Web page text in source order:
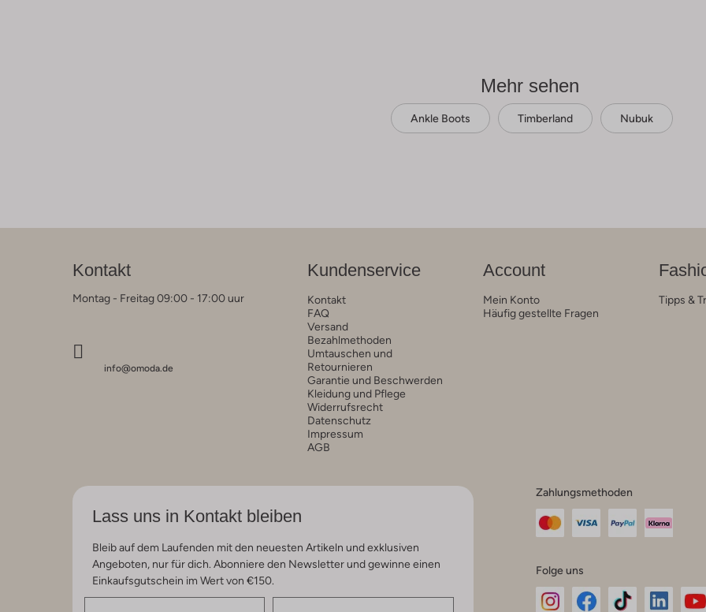
Mehr sehen
Ankle Boots Timberland Nubuk
Kontakt
Montag - Freitag 09:00 - 17:00 uur
info@omoda.de
Kundenservice
Kontakt
FAQ
Versand
Bezahlmethoden
Umtauschen und
Retournieren
Garantie und Beschwerden
Kleidung und Pflege
Widerrufsrecht
Datenschutz
Impressum
AGB
Account
Mein Konto
Häufig gestellte Fragen
Tipps &
Lass uns in Kontakt bleiben
Bleib auf dem Laufenden mit den neuesten Artikeln und exklusiven
Angeboten, nur für dich. Abonniere den Newsletter und gewinne einen
Einkaufsgutschein im Wert von €150.
Zahlungsmethoden
Folge uns